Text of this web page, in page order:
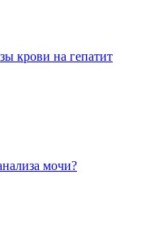
крови на гепатит
мочи?